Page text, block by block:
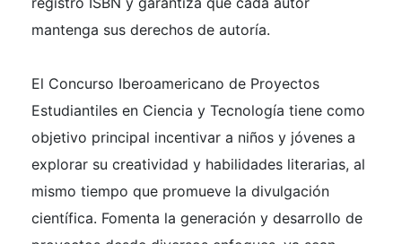
mantenga sus derechos de autoría.
El Concurso Iberoamericano de Proyectos
Estudiantiles en Ciencia y Tecnología tiene como
objetivo principal incentivar a niños y jóvenes a
explorar su creatividad y habilidades literarias, al
mismo tiempo que promueve la divulgación
científica. Fomenta la generación y desarrollo de